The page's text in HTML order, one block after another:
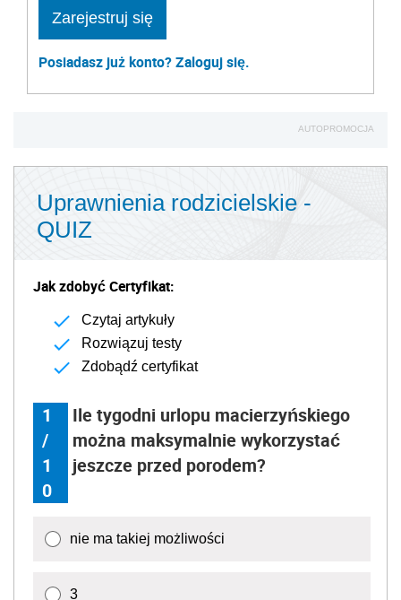
Zarejestruj się
Posiadasz już konto? Zaloguj się.
AUTOPROMOCJA
Uprawnienia rodzicielskie -
QUIZ
Jak zdobyć Certyfikat:
Czytaj artykuły
Rozwiązuj testy
Zdobądź certyfikat
1
/
1
0
Ile tygodni urlopu macierzyńskiego
można maksymalnie wykorzystać
jeszcze przed porodem?
nie ma takiej możliwości
3